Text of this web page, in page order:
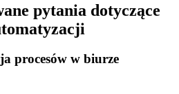
pytania dotyczące
procesów w biurze